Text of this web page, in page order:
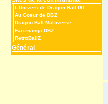
L’Univers de Dragon Ball GT
Au Coeur de DBZ
Dragon Ball Multiverse
Fan-manga DBZ
RetroBallZ
Général